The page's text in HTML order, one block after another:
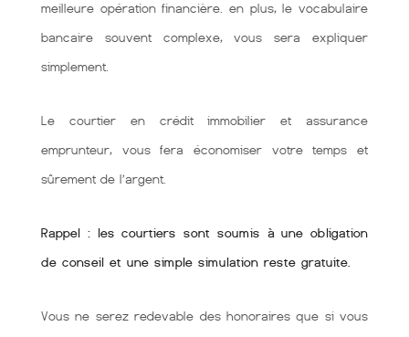
meilleure opération financière. en plus, le vocabulaire
bancaire souvent complexe, vous sera expliquer
simplement.
Le courtier en crédit immobilier et assurance
emprunteur, vous fera économiser votre temps et
sûrement de l’argent.
Rappel : les courtiers sont soumis à une obligation
de conseil et une simple simulation reste gratuite.
Vous ne serez redevable des honoraires que si vous